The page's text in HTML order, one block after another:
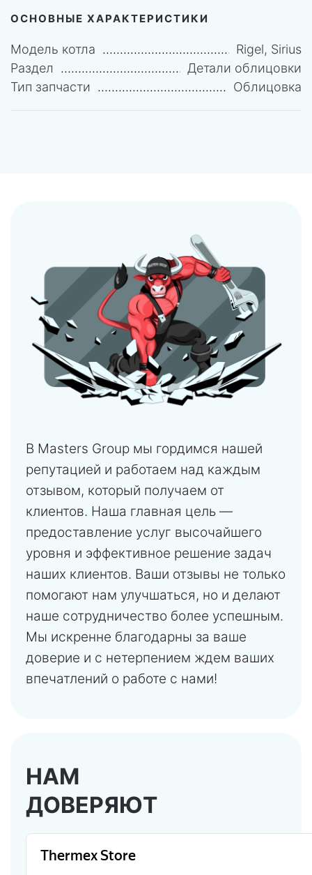
ОСНОВНЫЕ ХАРАКТЕРИСТИКИ
Модель котла
Rigel, Sirius
Раздел
Детали облицовки
Тип запчасти
Облицовка
В Masters Group мы гордимся нашей
репутацией и работаем над каждым
отзывом, который получаем от
клиентов. Наша главная цель —
предоставление услуг высочайшего
уровня и эффективное решение задач
наших клиентов. Ваши отзывы не только
помогают нам улучшаться, но и делают
наше сотрудничество более успешным.
Мы искренне благодарны за ваше
доверие и с нетерпением ждем ваших
впечатлений о работе с нами!
НАМ
ДОВЕРЯЮТ